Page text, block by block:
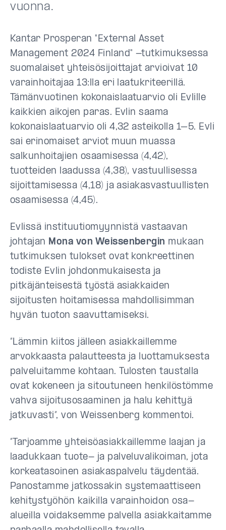
vuonna.
Kantar Prosperan "External Asset
Management 2024 Finland" -tutkimuksessa
suomalaiset yhteisösijoittajat arvioivat 10
varainhoitajaa 13:lla eri laatukriteerillä.
Tämänvuotinen kokonaislaatuarvio oli Evlille
kaikkien aikojen paras. Evlin saama
kokonaislaatuarvio oli 4,32 asteikolla 1–5. Evli
sai erinomaiset arviot muun muassa
salkunhoitajien osaamisessa (4,42),
tuotteiden laadussa (4,38), vastuullisessa
sijoittamisessa (4,18) ja asiakasvastuullisten
osaamisessa (4,45).
Evlissä instituutiomyynnistä vastaavan
johtajan Mona von Weissenbergin mukaan
tutkimuksen tulokset ovat konkreettinen
todiste Evlin johdonmukaisesta ja
pitkäjänteisestä työstä asiakkaiden
sijoitusten hoitamisessa mahdollisimman
hyvän tuoton saavuttamiseksi.
”Lämmin kiitos jälleen asiakkaillemme
arvokkaasta palautteesta ja luottamuksesta
palveluitamme kohtaan. Tulosten taustalla
ovat kokeneen ja sitoutuneen henkilöstömme
vahva sijoitusosaaminen ja halu kehittyä
jatkuvasti”, von Weissenberg kommentoi.
”Tarjoamme yhteisöasiakkaillemme laajan ja
laadukkaan tuote- ja palveluvalikoiman, jota
korkeatasoinen asiakaspalvelu täydentää.
Panostamme jatkossakin systemaattiseen
kehitystyöhön kaikilla varainhoidon osa-
alueilla voidaksemme palvella asiakkaitamme